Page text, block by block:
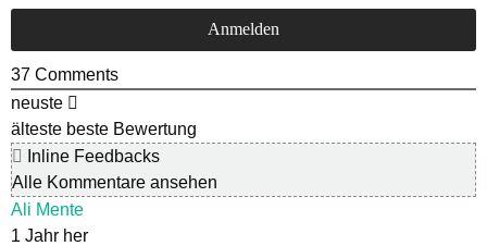
37 Comments
neuste
älteste beste Bewertung
Inline Feedbacks
Alle Kommentare ansehen
Ali Mente
1 Jahr her